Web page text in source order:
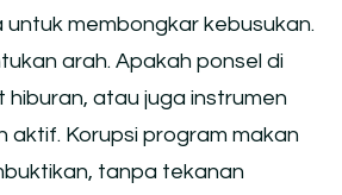
membongkar kebusukan.
arah. Apakah ponsel di
atau juga instrumen
aktif. Korupsi program makan
tanpa tekanan